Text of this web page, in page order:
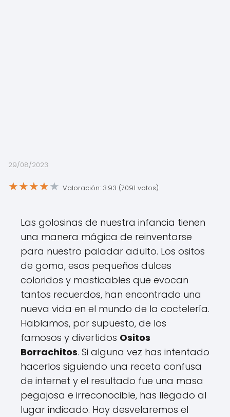
29/08/2023
★★★★★ Valoración: 3.93 (7091 votos)
Las golosinas de nuestra infancia tienen
una manera mágica de reinventarse
para nuestro paladar adulto. Los ositos
de goma, esos pequeños dulces
coloridos y masticables que evocan
tantos recuerdos, han encontrado una
nueva vida en el mundo de la coctelería.
Hablamos, por supuesto, de los
famosos y divertidos Ositos
Borrachitos. Si alguna vez has intentado
hacerlos siguiendo una receta confusa
de internet y el resultado fue una masa
pegajosa e irreconocible, has llegado al
lugar indicado. Hoy desvelaremos el